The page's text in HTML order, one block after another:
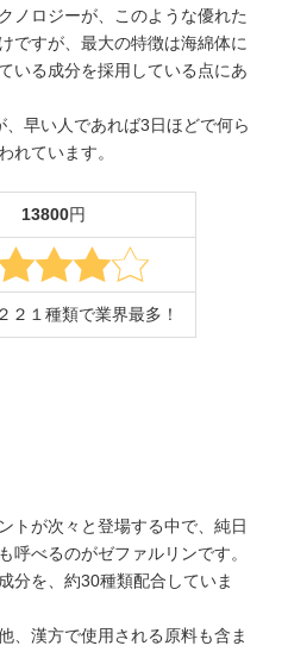
ノロジーが、このような優れた
ですが、最大の特徴は海綿体に
いる成分を採用している点にあ
早い人であれば3日ほどで何ら
れています。
13800円
２１種類で業界最多！
トが次々と登場する中で、純日
呼べるのがゼファルリンです。
分を、約30種類配合していま
、漢方で使用される原料も含ま